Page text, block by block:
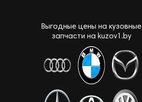
Выгодные цены на кузовные
запчасти на kuzov1.by